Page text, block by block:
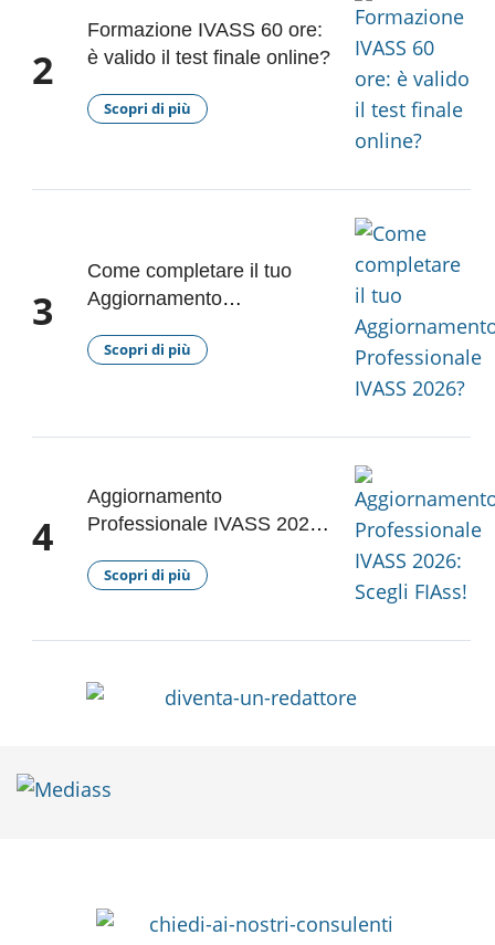
2
Formazione IVASS 60 ore:
è valido il test finale online?
Scopri di più
3
Come completare il tuo
Aggiornamento
Scopri di più
4
Aggiornamento
Professionale IVASS 2026:
Scopri di più